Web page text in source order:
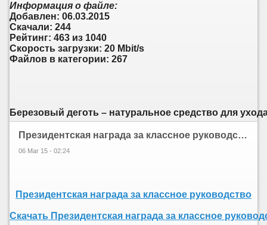
Информация о файле:
Добавлен: 06.03.2015
Скачали: 244
Рейтинг: 463 из 1040
Скорость загрузки: 20 Mbit/s
Файлов в категории: 267
Березовый деготь – натуральное средство для
Президентская награда за классное руководство
06 Mar 15 - 02:24
Президентская награда за классное руководство
Скачать Президентская награда за классное